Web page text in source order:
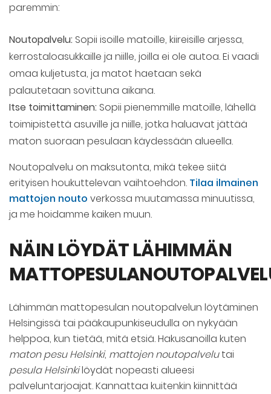
paremmin:
Noutopalvelu: Sopii isoille matoille, kiireisille arjessa,
kerrostaloasukkaille ja niille, joilla ei ole autoa. Ei vaadi
omaa kuljetusta, ja matot haetaan sekä
palautetaan sovittuna aikana.
Itse toimittaminen: Sopii pienemmille matoille, lähellä
toimipistettä asuville ja niille, jotka haluavat jättää
maton suoraan pesulaan käydessään alueella.
Noutopalvelu on maksutonta, mikä tekee siitä
erityisen houkuttelevan vaihtoehdon. Tilaa ilmainen
mattojen nouto verkossa muutamassa minuutissa,
ja me hoidamme kaiken muun.
NÄIN LÖYDÄT LÄHIMMÄN
Lähimmän mattopesulan noutopalvelun löytäminen
Helsingissä tai pääkaupunkiseudulla on nykyään
helppoa, kun tietää, mitä etsiä. Hakusanoilla kuten
maton pesu Helsinki, mattojen noutopalvelutai
pesula Helsinkilöydät nopeasti alueesi
palveluntarjoajat. Kannattaa kuitenkin kiinnittää